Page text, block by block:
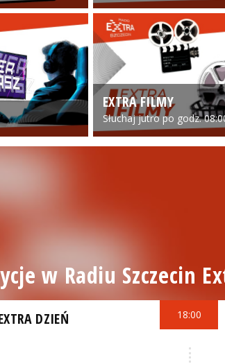
EXTRA FILMY
Słuchaj jutro po godz.
w Radiu Szczecin
DZIEŃ 18:00